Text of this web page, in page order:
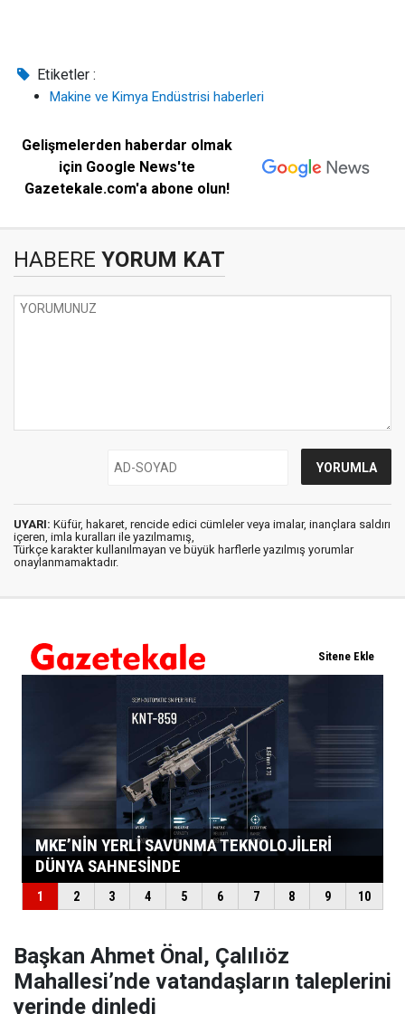
Etiketler :
Makine ve Kimya Endüstrisi haberleri
Gelişmelerden haberdar olmak
için Google News'te
Gazetekale.com'a abone olun!
HABERE YORUM KAT
UYARI: Küfür, hakaret, rencide edici cümleler veya imalar, inançlara saldırı
içeren, imla kuralları ile yazılmamış,
Türkçe karakter kullanılmayan ve büyük harflerle yazılmış yorumlar
onaylanmamaktadır.
Başkan Ahmet Önal, Çalılıöz
Mahallesi’nde vatandaşların taleplerini
yerinde dinledi